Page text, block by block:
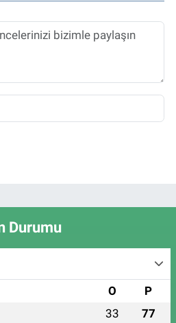
Durumu
O P
33 77